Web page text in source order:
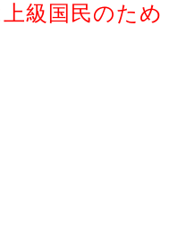
級国民のため